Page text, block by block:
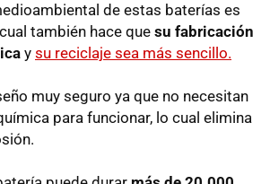
de estas baterías es
también hace que su fabricación
y su reciclaje sea más sencillo.
muy seguro ya que no necesitan
para funcionar, lo cual elimina